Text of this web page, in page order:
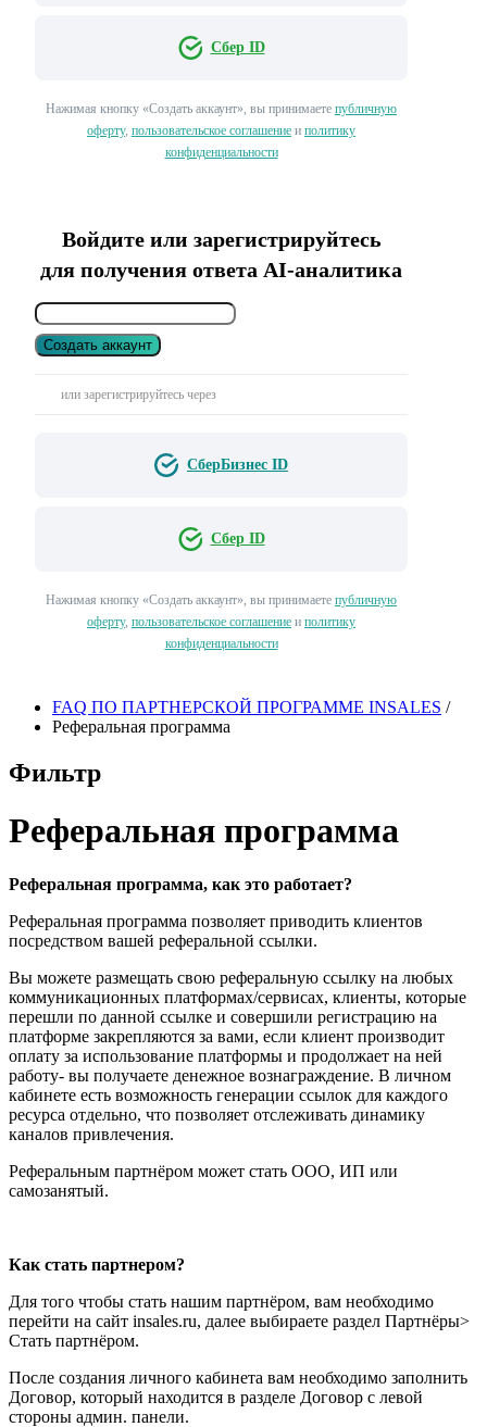
Сбер ID
Нажимая кнопку «Создать аккаунт», вы принимаете публичную
оферту, пользовательское соглашение и политику
конфиденциальности
Войдите или зарегистрируйтесь
для получения ответа AI-аналитика
Создать аккаунт
или зарегистрируйтесь через
СберБизнес ID
Сбер ID
Нажимая кнопку «Создать аккаунт», вы принимаете публичную
оферту, пользовательское соглашение и политику
конфиденциальности
FAQ ПО ПАРТНЕРСКОЙ ПРОГРАММЕ INSALES /
Реферальная программа
Фильтр
Реферальная программа
Реферальная программа, как это работает?
Реферальная программа позволяет приводить клиентов
посредством вашей реферальной ссылки.
Вы можете размещать свою реферальную ссылку на любых
коммуникационных платформах/сервисах, клиенты, которые
перешли по данной ссылке и совершили регистрацию на
платформе закрепляются за вами, если клиент производит
оплату за использование платформы и продолжает на ней
работу- вы получаете денежное вознаграждение. В личном
кабинете есть возможность генерации ссылок для каждого
ресурса отдельно, что позволяет отслеживать динамику
каналов привлечения.
Реферальным партнёром может стать ООО, ИП или
самозанятый.
Как стать партнером?
Для того чтобы стать нашим партнёром, вам необходимо
перейти на сайт insales.ru, далее выбираете раздел Партнёры>
Стать партнёром.
После создания личного кабинета вам необходимо заполнить
Договор, который находится в разделе Договор с левой
стороны админ. панели.